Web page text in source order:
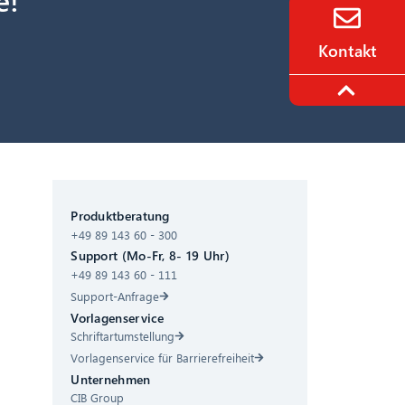
Produktberatung
+49 89 143 60 - 300
Support (Mo-Fr, 8- 19 Uhr)
+49 89 143 60 - 111
Support-Anfrage
Vorlagenservice
Schriftartumstellung
Vorlagenservice für Barrierefreiheit
Unternehmen
CIB Group
Hallo! Was kann ich für Sie tun?
Kontakt